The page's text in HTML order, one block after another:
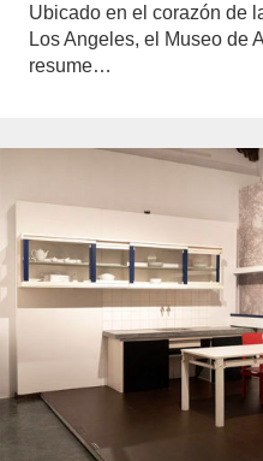
Ubicado en el corazón de
Los Angeles, el Museo de
resume…